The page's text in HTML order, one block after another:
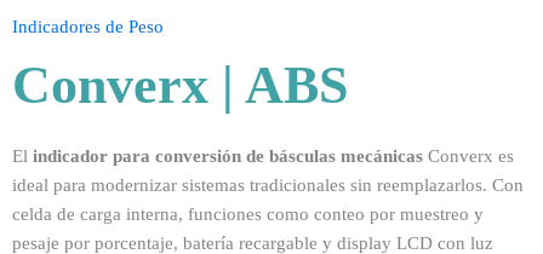
Indicadores de Peso
Converx | ABS
El indicador para conversión de básculas mecánicas Converx es
ideal para modernizar sistemas tradicionales sin reemplazarlos. Con
celda de carga interna, funciones como conteo por muestreo y
pesaje por porcentaje, batería recargable y display LCD con luz